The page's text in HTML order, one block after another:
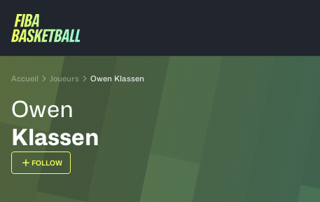
Accueil Joueurs Owen Klassen
Owen
Klassen
FOLLOW